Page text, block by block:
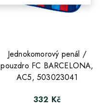
Jednokomorový penál /
pouzdro FC BARCELONA,
AC5, 503023041
Cena
332 Kč